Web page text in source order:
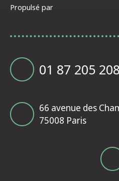
Propulsé par
01 87 205 208
66 avenue des
75008 Paris